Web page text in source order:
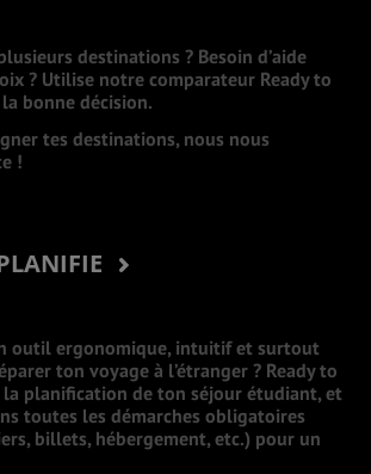
destinations ? Besoin d’aide
? Utilise notre comparateur Ready to
bonne décision.
tes destinations, nous nous
!
outil ergonomique, intuitif et surtout
ton voyage à l’étranger ? Ready to
la planification de ton séjour étudiant, et
toutes les démarches obligatoires
billets, hébergement, etc.) pour un